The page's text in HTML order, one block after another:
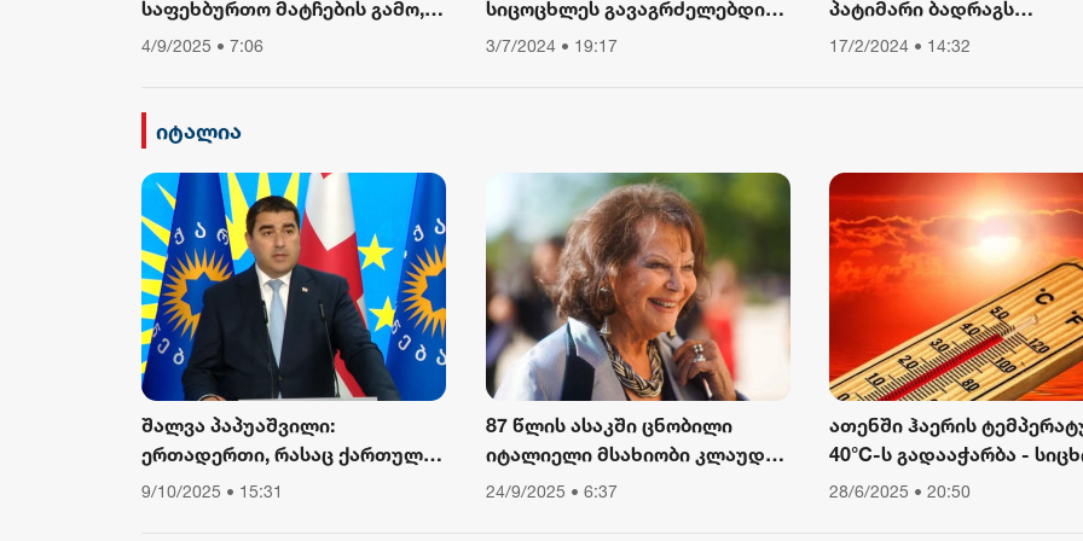
საფეხბურთო მატჩების გამო,
საავტომობილო მოძრაობა
4/9/2025 • 7:06
სიცოცხლეს გავაგრძელებდი
თუ არა, ვიწექი 6 თვე,
3/7/2024 • 19:17
პატიმარი ბადრაგს
სამედიცინო
17/2/2024 • 14:32
იტალია
შალვა პაპუაშვილი:
ერთადერთი, რასაც ქართული
საზოგადოება ევროკომისიის
9/10/2025 • 15:31
87 წლის ასაკში ცნობილი
იტალიელი მსახიობი კლაუდია
კარდინალე გარდაიცვალა
24/9/2025 • 6:37
ათენში ჰაერის
40°C-ს გადააჭარბა -
გამო ღია ცის ქვეშ მუშაობა
28/6/2025 • 20:50